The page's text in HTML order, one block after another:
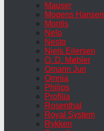
Mauser
Mogens Hansen
Montis
Nelo
Nesto
Niels Eilersen
O. D. Møbler
Omann Jun
Omnia
Philips
Profilia
Rosenthal
Royal System
Rykken